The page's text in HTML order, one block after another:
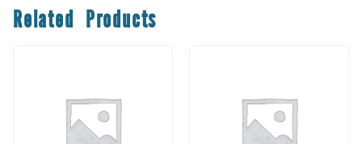
Related Products